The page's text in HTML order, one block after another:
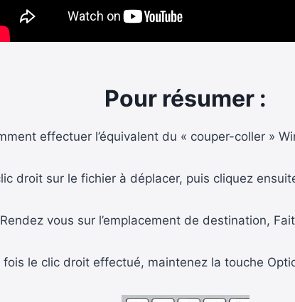
Pour résumer :
effectuer l’équivalent du « couper-coller »
droit sur le fichier à déplacer, puis cliquez
Rendez vous sur l’emplacement de destination,
fois le clic droit effectué, maintenez la touche